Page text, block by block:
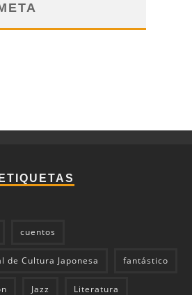
ETIQUETAS
cuentos
de Cultura Japonesa fantástico
Jazz Literatura